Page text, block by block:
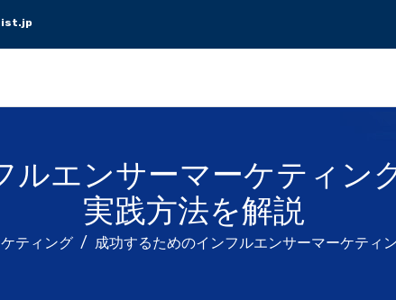
ルエンサーマーケティン
実践方法を解説
ティング 成功するためのインフルエンサーマーケティ